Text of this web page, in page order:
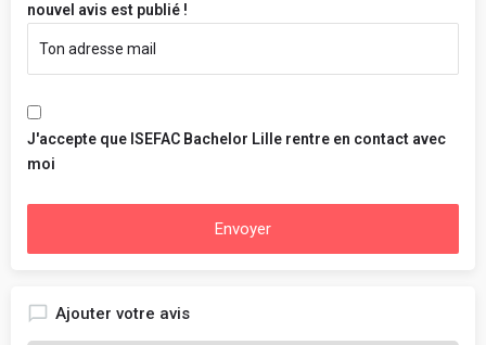
nouvel avis est publié !
J'accepte que ISEFAC Bachelor Lille rentre en contact avec
moi
Envoyer
Ajouter votre avis